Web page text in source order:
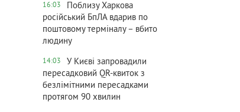
16:03
Поблизу Харкова
російський БпЛА вдарив по
поштовому терміналу – вбито
людину
14:03
У Києві запровадили
пересадковий QR-квиток з
безлімітними пересадками
протягом 90 хвилин